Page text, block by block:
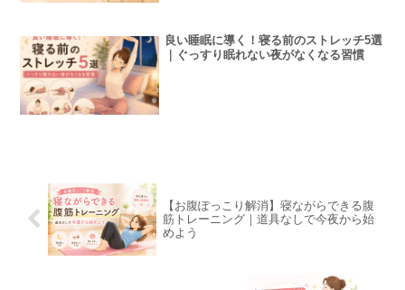
良い睡眠に導く！寝る前のストレッチ5選
｜ぐっすり眠れない夜がなくなる習慣
【お腹ぽっこり解消】寝ながらできる腹
筋トレーニング｜道具なしで今夜から始
めよう